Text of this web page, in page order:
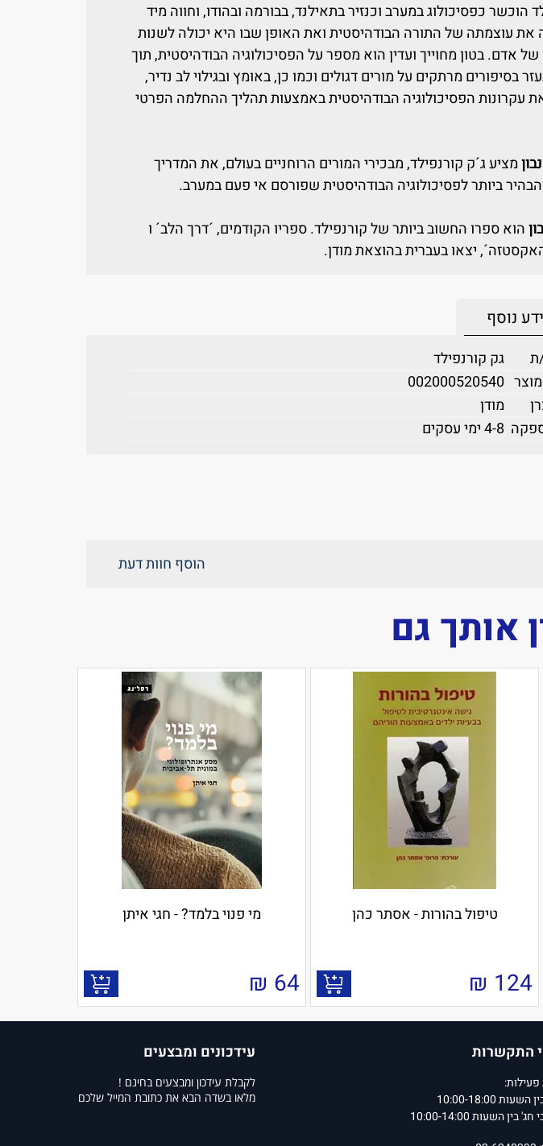
הוכשר כפסיכולוג במערב וכנזיר בתאילנד, בבורמה ובהודו, וחווה מיד
את עוצמתה של התורה הבודהיסטית ואת האופן שבו היא יכולה לשנות
של אדם. בטון מחוייך ועדין הוא מספר על הפסיכולוגיה הבודהיסטית, תוך
בסיפורים מרתקים על מורים דגולים וכמו כן, באומץ ובגילוי לב נדיר,
עקרונות הפסיכולוגיה הבודהיסטית באמצעות תהליך ההחלמה הפרטי
מציע ג´ק קורנפילד, מבכירי המורים הרוחניים בעולם, את המדריך
ביותר לפסיכולוגיה הבודהיסטית שפורסם אי פעם במערב.
הוא ספרו החשוב ביותר של קורנפילד. ספריו הקודמים, ´דרך הלב´ ו
יצאו בעברית בהוצאת מודן.
נוסף
ת
גק קורנפילד
002000520540
מודן
4-8 ימי עסקים
הוסף חוות דעת
אותך גם
טיפול בהורות - אסתר כהן
124
₪
מי פנוי בלמד? - חגי איתן
64
₪
התקשרות
10:00-18:00
בין השעות 10:00-14:00
עידכונים ומבצעים
לקבלת עידכון ומבצעים בחינם !
מלאו בשדה הבא את כתובת המייל שלכם